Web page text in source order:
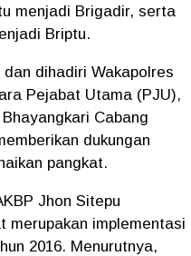
menjadi Brigadir, serta
Briptu.
dihadiri Wakapolres
Pejabat Utama (PJU),
Cabang
dukungan
pangkat.
Jhon Sitepu
merupakan implementasi
2016. Menurutnya,